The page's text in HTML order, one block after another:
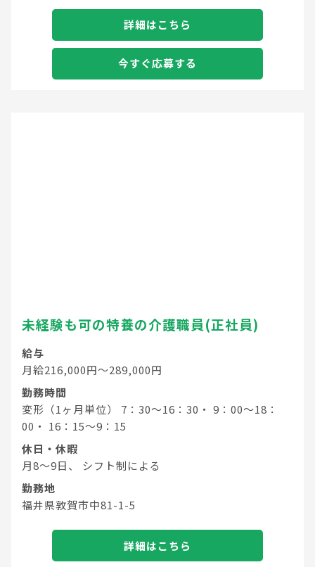
詳細はこちら
今すぐ応募する
未経験も可の特養の介護職員(正社員)
給与
月給216,000円～289,000円
勤務時間
変形（1ヶ月単位） 7：30～16：30・ 9：00～18：
00・ 16：15～9：15
休日・休暇
月8～9日、 シフト制による
勤務地
福井県敦賀市中81-1-5
詳細はこちら